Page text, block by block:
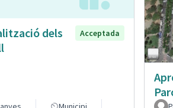
dels
Acceptada